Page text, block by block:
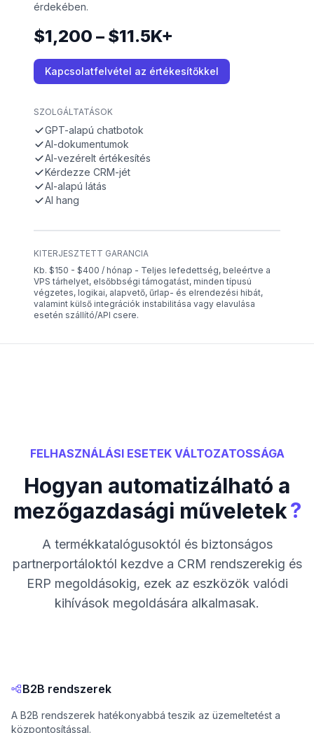
érdekében.
$1,200 – $11.5K+
Kapcsolatfelvétel az értékesítőkkel
SZOLGÁLTATÁSOK
GPT-alapú chatbotok
AI-dokumentumok
AI-vezérelt értékesítés
Kérdezze CRM-jét
AI-alapú látás
AI hang
KITERJESZTETT GARANCIA
Kb. $150 - $400 / hónap - Teljes lefedettség, beleértve a
VPS tárhelyet, elsőbbségi támogatást, minden típusú
végzetes, logikai, alapvető, űrlap- és elrendezési hibát,
valamint külső integrációk instabilitása vagy elavulása
esetén szállító/API csere.
FELHASZNÁLÁSI ESETEK VÁLTOZATOSSÁGA
Hogyan automatizálható a
mezőgazdasági műveletek?
A termékkatalógusoktól és biztonságos
partnerportáloktól kezdve a CRM rendszerekig és
ERP megoldásokig, ezek az eszközök valódi
kihívások megoldására alkalmasak.
B2B rendszerek
A B2B rendszerek hatékonyabbá teszik az üzemeltetést a
központosítással.